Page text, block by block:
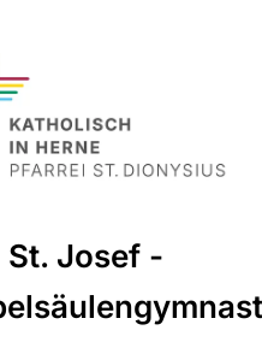
St. Josef -